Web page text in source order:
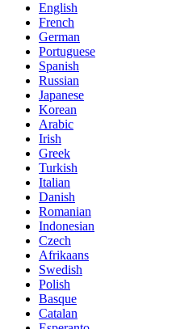
English
French
German
Portuguese
Spanish
Russian
Japanese
Korean
Arabic
Irish
Greek
Turkish
Italian
Danish
Romanian
Indonesian
Czech
Afrikaans
Swedish
Polish
Basque
Catalan